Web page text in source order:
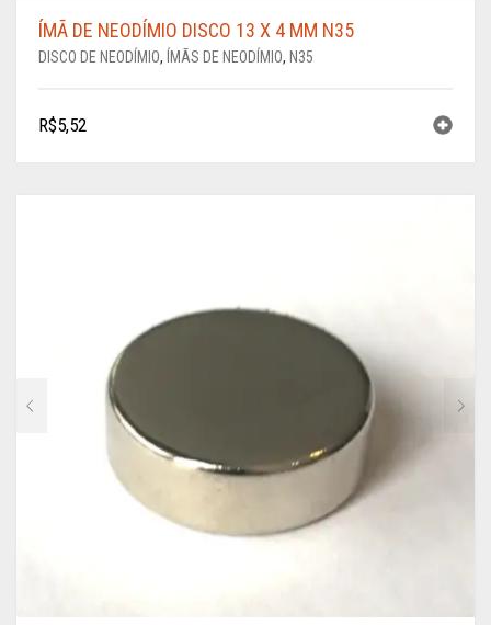
ÍMÃ DE NEODÍMIO DISCO 13 X 4 MM N35
DISCO DE NEODÍMIO, ÍMÃS DE NEODÍMIO, N35
R$5,52